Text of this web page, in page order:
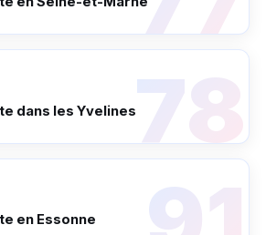
dans les Yvelines
en Essonne